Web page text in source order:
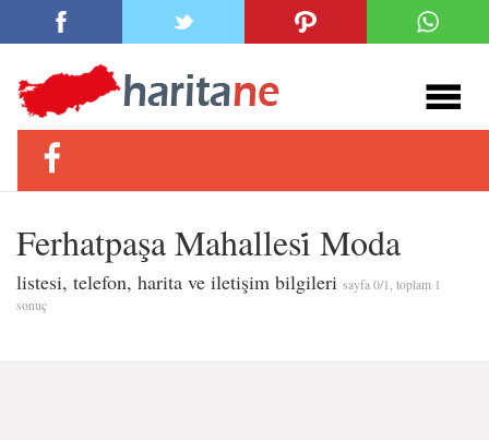
Ferhatpaşa Mahallesi̇̇ Moda
listesi, telefon, harita ve iletişim bilgileri sayfa 0/1, toplam 1
sonuç